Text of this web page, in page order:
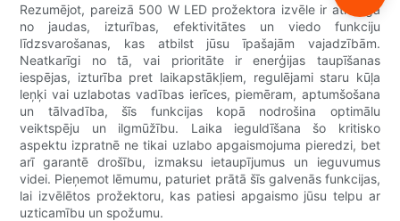
Rezumējot, pareizā 500 W LED prožektora izvēle ir atkarīga
no jaudas, izturības, efektivitātes un viedo funkciju
līdzsvarošanas, kas atbilst jūsu īpašajām vajadzībām.
Neatkarīgi no tā, vai prioritāte ir enerģijas taupīšanas
iespējas, izturība pret laikapstākļiem, regulējami staru kūļa
leņķi vai uzlabotas vadības ierīces, piemēram, aptumšošana
un tālvadība, šīs funkcijas kopā nodrošina optimālu
veiktspēju un ilgmūžību. Laika ieguldīšana šo kritisko
aspektu izpratnē ne tikai uzlabo apgaismojuma pieredzi, bet
arī garantē drošību, izmaksu ietaupījumus un ieguvumus
videi. Pieņemot lēmumu, paturiet prātā šīs galvenās funkcijas,
lai izvēlētos prožektoru, kas patiesi apgaismo jūsu telpu ar
uzticamību un spožumu.